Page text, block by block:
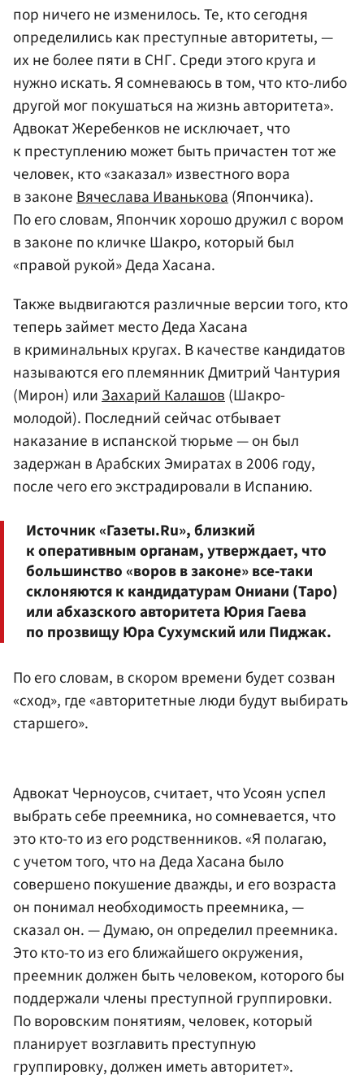
пор ничего не изменилось. Те, кто сегодня
определились как преступные авторитеты, —
их не более пяти в СНГ. Среди этого круга и
нужно искать. Я сомневаюсь в том, что кто-либо
другой мог покушаться на жизнь авторитета».
Адвокат Жеребенков не исключает, что
к преступлению может быть причастен тот же
человек, кто «заказал» известного вора
в законеВячеслава Иванькова(Япончика).
По его словам, Япончик хорошо дружил с вором
в законе по кличке Шакро, который был
«правой рукой» Деда Хасана.
Также выдвигаются различные версии того, кто
теперь займет место Деда Хасана
в криминальных кругах. В качестве кандидатов
называются его племянник Дмитрий Чантурия
(Мирон) или Захарий Калашов (Шакро-
молодой). Последний сейчас отбывает
наказание в испанской тюрьме — он был
задержан в Арабских Эмиратах в 2006 году,
после чего его экстрадировали в Испанию.
Источник «Газеты.Ru», близкий
к оперативным органам, утверждает, что
большинство «воров в законе» все-таки
склоняются к кандидатурам Ониани (Таро)
или абхазского авторитета Юрия Гаева
по прозвищу Юра Сухумский или Пиджак.
По его словам, в скором времени будет созван
«сход», где «авторитетные люди будут выбирать
старшего».
Адвокат Черноусов, считает, что Усоян успел
выбрать себе преемника, но сомневается, что
это кто-то из его родственников. «Я полагаю,
с учетом того, что на Деда Хасана было
совершено покушение дважды, и его возраста
он понимал необходимость преемника, —
сказал он. — Думаю, он определил преемника.
Это кто-то из его ближайшего окружения,
преемник должен быть человеком, которого бы
поддержали члены преступной группировки.
По воровским понятиям, человек, который
планирует возглавить преступную
группировку, должен иметь авторитет».